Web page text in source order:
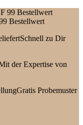
Bestellwert
Schnell zu Dir
der Expertise von
Gratis Probemuster